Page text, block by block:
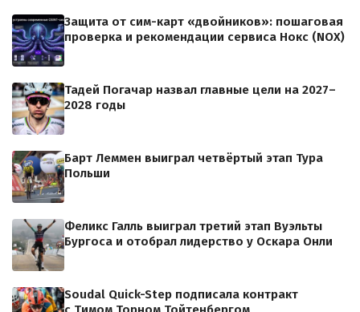
Защита от сим-карт «двойников»: пошаговая
проверка и рекомендации сервиса Нокс (NOX)
Тадей Погачар назвал главные цели на 2027–
2028 годы
Барт Леммен выиграл четвёртый этап Тура
Польши
Феликс Галль выиграл третий этап Вуэльты
Бургоса и отобрал лидерство у Оскара Онли
Soudal Quick-Step подписала контракт